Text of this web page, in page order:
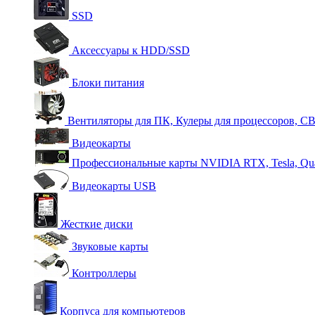
SSD
Аксессуары к HDD/SSD
Блоки питания
Вентиляторы для ПК, Кулеры для процессоров,
Видеокарты
Профессиональные карты NVIDIA RTX, Tesla,
Видеокарты USB
Жесткие диски
Звуковые карты
Контроллеры
Корпуса для компьютеров